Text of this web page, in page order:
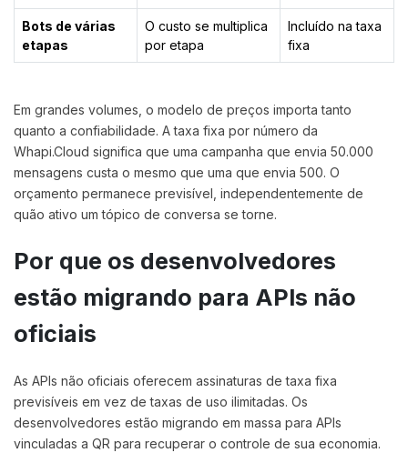
Bots de várias
etapas
O custo se multiplica
por etapa
Incluído na taxa
fixa
Em grandes volumes, o modelo de preços importa tanto
quanto a confiabilidade. A taxa fixa por número da
Whapi.Cloud significa que uma campanha que envia 50.000
mensagens custa o mesmo que uma que envia 500. O
orçamento permanece previsível, independentemente de
quão ativo um tópico de conversa se torne.
Por que os desenvolvedores
estão migrando para APIs não
oficiais
As APIs não oficiais oferecem assinaturas de taxa fixa
previsíveis em vez de taxas de uso ilimitadas. Os
desenvolvedores estão migrando em massa para APIs
vinculadas a QR para recuperar o controle de sua economia.